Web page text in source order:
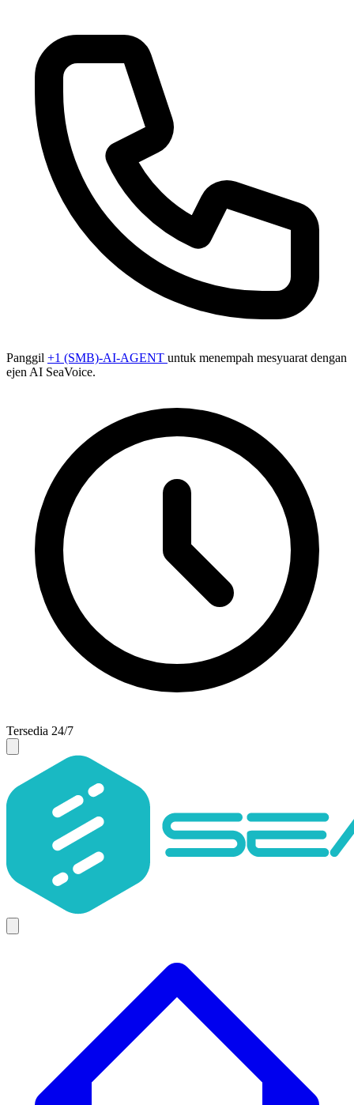
Panggil +1 (SMB)-AI-AGENT untuk menempah mesyuarat dengan
ejen AI SeaVoice.
Tersedia 24/7